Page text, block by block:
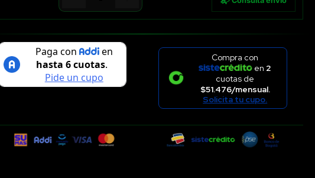
Compra con
en 2
cuotas de
$51.476/mensual.
Solicita tu cupo.